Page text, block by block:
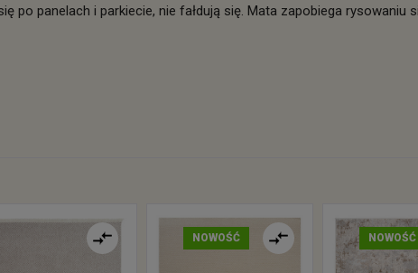
panelach i parkiecie, nie fałdują się. Mata zapobiega rysowaniu
NOWOŚĆ NOWOŚĆ